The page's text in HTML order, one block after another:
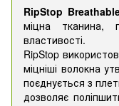
RipStop
міцна тканина,
RipStop
міцніші волокна
поєднується з
дозволяє